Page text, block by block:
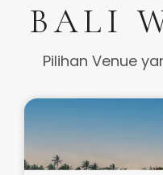
BALI
Pilihan Venue